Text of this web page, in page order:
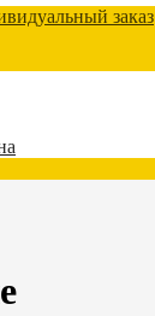
заказ